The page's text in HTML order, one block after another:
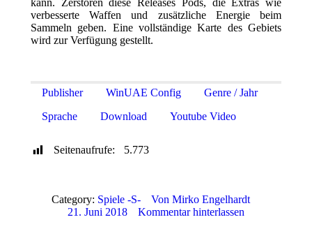
kann. Zerstören diese Releases Pods, die Extras wie
verbesserte Waffen und zusätzliche Energie beim
Sammeln geben. Eine vollständige Karte des Gebiets
wird zur Verfügung gestellt.
Publisher WinUAE Config
Genre / Jahr
Sprache
Download Youtube Video
Seitenaufrufe: 5.773
Category: Spiele -S- Von Mirko Engelhardt
21. Juni 2018
Kommentar hinterlassen